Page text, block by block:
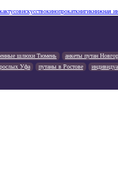
искусствокинопрокаткнигикнижная
шлюхи Тюмень анкеты путан
Уфа путаны в Ростове